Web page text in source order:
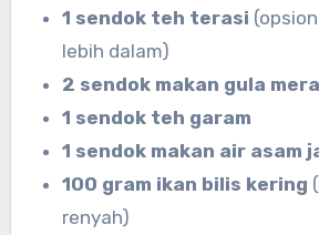
1 sendok teh terasi
lebih dalam)
2 sendok makan gula
1 sendok teh garam
1 sendok makan air asam
100 gram ikan bilis kering
renyah)